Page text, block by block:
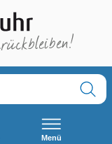
Menü